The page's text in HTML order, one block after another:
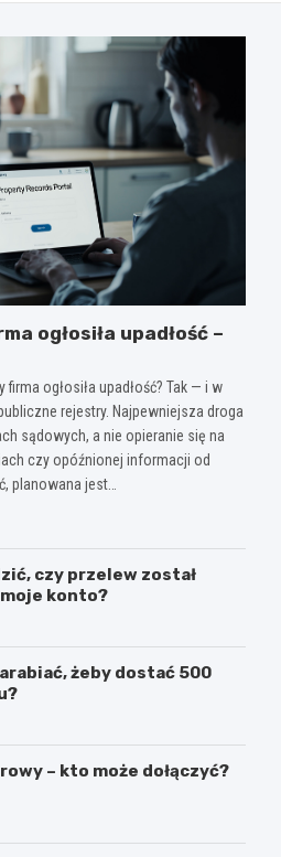
ogłosiła upadłość –
ogłosiła upadłość? Tak — i w
rejestry. Najpewniejsza droga
sądowych, a nie opieranie się na
czy opóźnionej informacji od
planowana jest…
czy przelew został
moje konto?
żeby dostać 500
– kto może dołączyć?